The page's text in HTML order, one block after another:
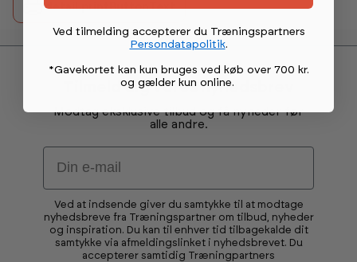
detail.printButtonText
Tilmeld dig vores nyhedsbrev
Modtag eksklusive tilbud og få nyheder før
alle andre.
Email
Ved at indsende giver du samtykke til at modtage
nyhedsbreve fra Træningspartner om tilbud, nyheder
og inspiration. Du kan til enhver tid tilbagekalde dit
samtykke via afmeldingslinket i nyhedsbrevet. Du
accepterer samtidig Træningpartners
Ved tilmelding accepterer du Træningspartners
Persondatapolitik.
*Gavekortet kan kun bruges ved køb over 700 kr.
og gælder kun online.